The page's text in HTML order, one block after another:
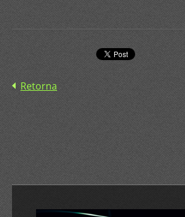
Retorna